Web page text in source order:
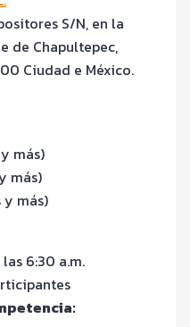
S/N, en la
de Chapultepec,
Ciudad e México.
más)
más)
y más)
6:30 a.m.